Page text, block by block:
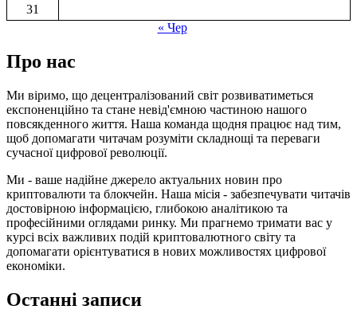
31
« Чер
Про нас
Ми віримо, що децентралізований світ розвиватиметься
експоненційно та стане невід'ємною частиною нашого
повсякденного життя. Наша команда щодня працює над тим,
щоб допомагати читачам розуміти складнощі та переваги
сучасної цифрової революції.
Ми - ваше надійне джерело актуальних новин про
криптовалюти та блокчейн. Наша місія - забезпечувати читачів
достовірною інформацією, глибокою аналітикою та
професійними оглядами ринку. Ми прагнемо тримати вас у
курсі всіх важливих подій криптовалютного світу та
допомагати орієнтуватися в нових можливостях цифрової
економіки.
Останні записи